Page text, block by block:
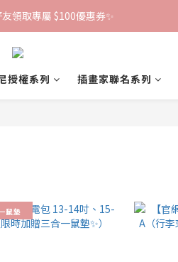
時加入贈100折價券🎀
領取專屬 $100優惠券✨
時加入贈100折價券🎀
授權系列 插畫家聯名系列
鼠墊